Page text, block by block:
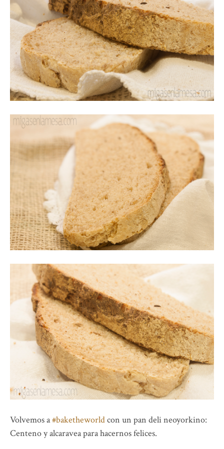
Volvemos a#baketheworldcon un pan deli neoyorkino:
Centeno y alcaravea para hacernos felices.